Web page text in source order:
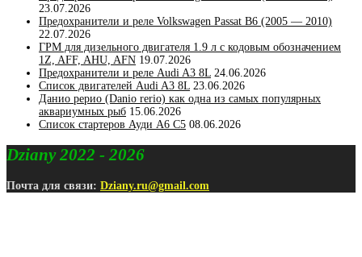
23.07.2026
Предохранители и реле Volkswagen Passat B6 (2005 — 2010)
22.07.2026
ГРМ для дизельного двигателя 1.9 л с кодовым обозначением
1Z, AFF, AHU, AFN 19.07.2026
Предохранители и реле Audi A3 8L 24.06.2026
Список двигателей Audi A3 8L 23.06.2026
Данио рерио (Danio rerio) как одна из самых популярных
аквариумных рыб 15.06.2026
Список стартеров Ауди А6 С5 08.06.2026
Dziany 2022 - 2026
Почта для связи: Dziany.ru@gmail.com